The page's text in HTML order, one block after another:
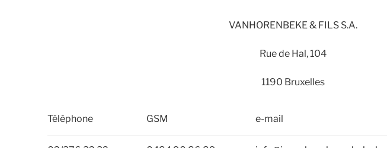
VANHORENBEKE & FILS S.A.
Rue de Hal, 104
1190 Bruxelles
Téléphone GSM e-mail